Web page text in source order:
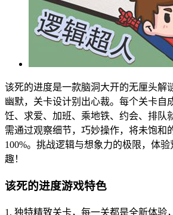
该死的进度是一款脑洞大开的无厘头解
幽默，关卡设计别出心裁。每个关卡自
饪、求爱、加班、乘地铁、约会、排队
需通过观察细节，巧妙操作，将未饱和
100%。挑战逻辑与想象力的极限，体
趣！
该死的进度游戏特色
1. 独特精致关卡，每一关都是全新体验